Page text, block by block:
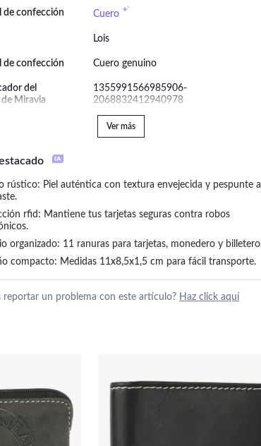
de confección Cuero
Lois
de confección Cuero genuino
del
Miravia
1355991566985906-
2068832412940978
Ver más
rústico: Piel auténtica con textura envejecida y pespunte a
rfid: Mantiene tus tarjetas seguras contra robos
organizado: 11 ranuras para tarjetas, monedero y
compacto: Medidas 11x8,5x1,5 cm para fácil transporte.
reportar un problema con este artículo? Haz click aquí